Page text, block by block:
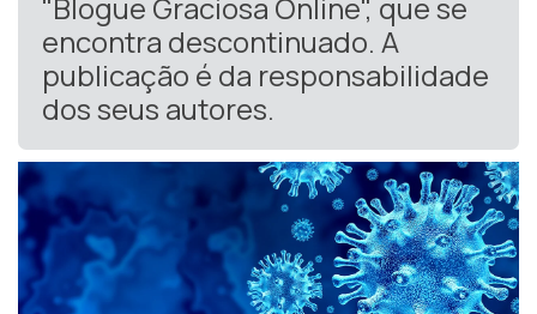
encontra descontinuado. A
publicação é da responsabilidade
dos seus autores.